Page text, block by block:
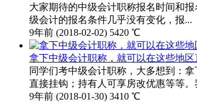
大家期待的中级会计职称报名时间和
级会计的报名条件几乎没有变化，报...
9年前 (2018-02-02) 5420 ℃
拿下中级会计职称，就可以在这些地区
同学们考中级会计职称，大多想到：
直接挂钩；持有人可享房改优惠等等。
9年前 (2018-01-30) 3410 ℃